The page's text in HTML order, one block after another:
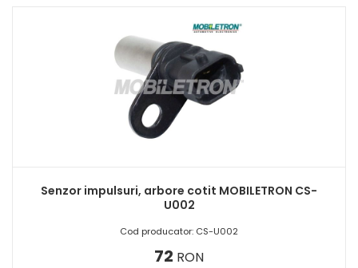
Senzor impulsuri, arbore cotit MOBILETRON CS-
U002
Cod producator: CS-U002
72 RON